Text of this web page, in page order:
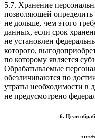
5.7. Хранение
позволяющей
не дольше, чем этого
данных, если срок
не установлен
которого,
по которому является
Обрабатываемые
обезличиваются по
утраты необходимости в
не предусмотрено
6. Цели